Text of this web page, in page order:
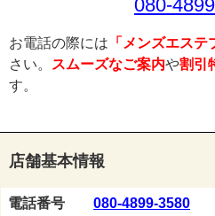
080-
お電話の際には 「メンズエステ
さい。
スムーズなご案内や割引
す。
店舗基本情報
電話番号
080-4899-3580